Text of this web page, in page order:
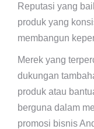
Reputasi yang
produk yang
membangun
Merek yang
dukungan
produk atau
berguna dalam
promosi bisnis